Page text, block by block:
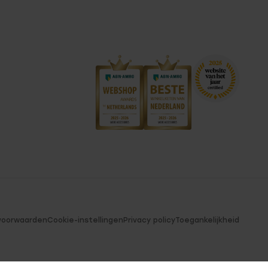
Cookie-instellingenPrivacy policyToegankelijkheid